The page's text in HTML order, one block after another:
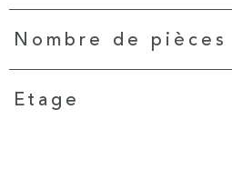
Nombre de pièces
Etage